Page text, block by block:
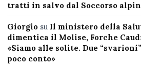
tratti in salvo dal Soccorso
Giorgiosu Il ministero della
dimentica il Molise, Forche
«Siamo alle solite. Due
poco conto»